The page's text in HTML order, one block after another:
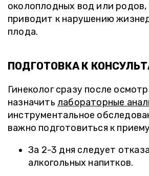
околоплодных вод или родов,
приводит к нарушению
плода.
ПОДГОТОВКА К
Гинеколог сразу после
назначить лабораторные
инструментальное
важно подготовиться к
За 2-3 дня следует
алкогольных напитков.